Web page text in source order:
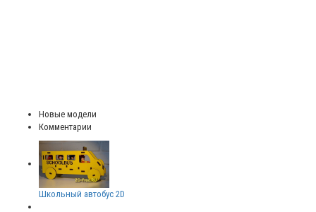
Новые модели
Комментарии
Школьный автобус 2D